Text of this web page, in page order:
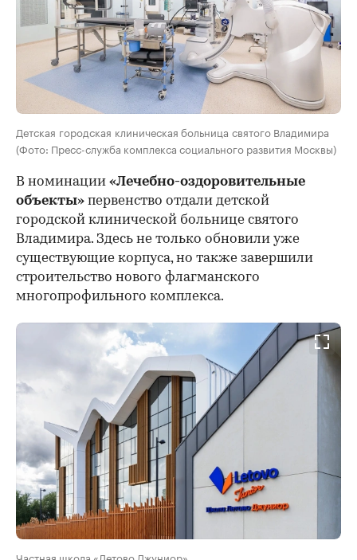
Детская городская клиническая больница святого Владимира
(Фото: Пресс-служба комплекса социального развития Москвы)
В номинации «Лечебно-оздоровительные
объекты» первенство отдали детской
городской клинической больнице святого
Владимира. Здесь не только обновили уже
существующие корпуса, но также завершили
строительство нового флагманского
многопрофильного комплекса.